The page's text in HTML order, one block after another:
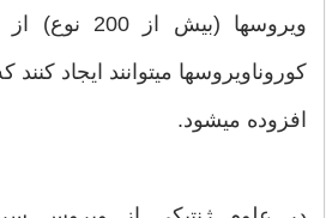
ویروسها (بیش
کوروناویروسها میتوانند ایجاد
افزوده میشود.